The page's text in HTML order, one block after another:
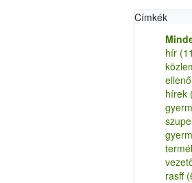
Címkék
hír
hírek
rasff